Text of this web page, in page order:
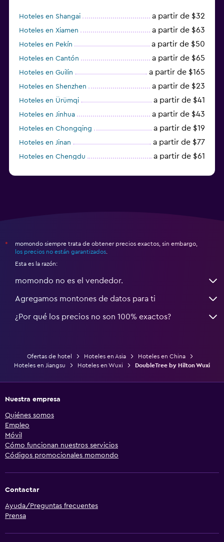
Hoteles en Shangai a partir de $32
Hoteles en Xiamen a partir de $63
Hoteles en Pekín a partir de $50
Hoteles en Cantón a partir de $65
Hoteles en Guilin a partir de $165
Hoteles en Shenzhen a partir de $23
Hoteles en Ürümqi a partir de $41
Hoteles en Jinhua a partir de $43
Hoteles en Chongqing a partir de $19
Hoteles en Jinan a partir de $77
Hoteles en Chengdu a partir de $61
*
momondo siempre trata de obtener precios exactos, sin embargo,
los precios no están garantizados
Esta es la razón:
momondo no es el vendedor.
Agregamos montones de datos para ti
¿Por qué los precios no son 100% exactos?
Ofertas de hotel Hoteles en Asia
Hoteles en China
Hoteles en Jiangsu
Hoteles en Wuxi DoubleTree by Hilton Wuxi
Nuestra empresa
Quiénes somos
Empleo
Móvil
Cómo funcionan nuestros servicios
Códigos promocionales momondo
Contactar
Ayuda/Preguntas frecuentes
Prensa